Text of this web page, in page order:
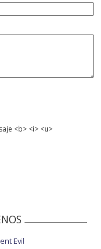
<b> <i> <u>
Evil